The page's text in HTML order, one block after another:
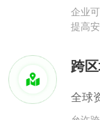
企业
提高
跨
全球